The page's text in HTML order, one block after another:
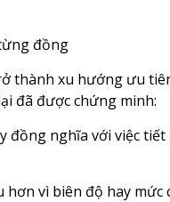
đồng
thành xu hướng ưu
đã được chứng minh:
đồng nghĩa với việc
vì biên độ hay mức